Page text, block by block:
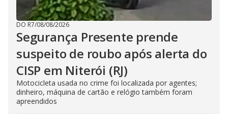
DO R7/08/08/2026
Segurança Presente prende
suspeito de roubo após alerta do
CISP em Niterói (RJ)
Motocicleta usada no crime foi localizada por agentes;
dinheiro, máquina de cartão e relógio também foram
apreendidos